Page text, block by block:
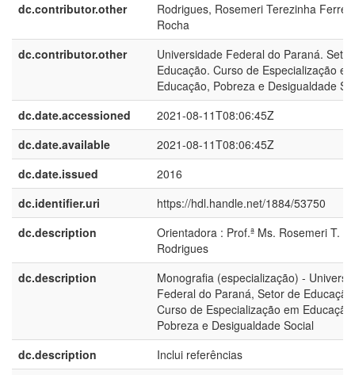
dc.contributor.other
Rodrigues, Rosemeri Terezinha
Rocha
dc.contributor.other
Universidade Federal do Paraná.
Educação. Curso de Especialização em
Educação, Pobreza e Desigualdade
dc.date.accessioned
2021-08-11T08:06:45Z
dc.date.available
2021-08-11T08:06:45Z
dc.date.issued
2016
dc.identifier.uri
https://hdl.handle.net/1884/53750
dc.description
Orientadora : Prof.ª Ms. Rosemeri T.
Rodrigues
dc.description
Monografia (especialização) -
Federal do Paraná, Setor de
Curso de Especialização em Educação,
Pobreza e Desigualdade Social
dc.description
Inclui referências